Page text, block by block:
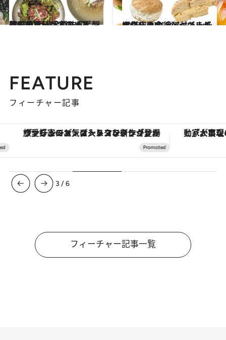
2023.4.12
韓国ラバーがすすめる 間違いのないひと皿【ご飯・麺篇】 冷麺もビビンバも！ 大満足の味4選
グルメ 2023.3.23
ソウルは今、ベーグルが大ブーム!? 行列ができる人気店の 必食メニューを紹介します！
グルメ
FEATURE
フィーチャー記事
ヴァシュロン・コンスタンタン「オーヴァーシーズ・オートマティック」。旅愛好家のお気に入りコレクションから、ジェンダーレスな新作が登場
3 /6
フィーチャー記事一覧